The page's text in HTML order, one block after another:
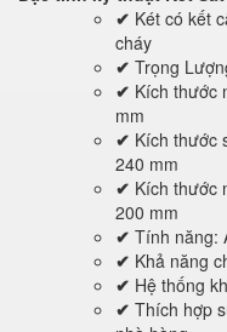
✔ Két có kết
cháy
✔ Trọng
✔ Kích thước
mm
✔ Kích thước
240 mm
✔ Kích thước
200 mm
✔ Tính năng:
✔ Khả năng
✔ Hệ thống
✔ Thích hợp